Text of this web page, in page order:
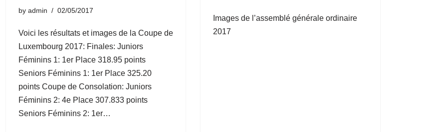
by admin 02/05/2017
Voici les résultats et images de la Coupe de
Luxembourg 2017: Finales: Juniors
Féminins 1: 1er Place 318.95 points
Seniors Féminins 1: 1er Place 325.20
points Coupe de Consolation: Juniors
Féminins 2: 4e Place 307.833 points
Seniors Féminins 2: 1er…
Images de l’assemblé générale ordinaire
2017